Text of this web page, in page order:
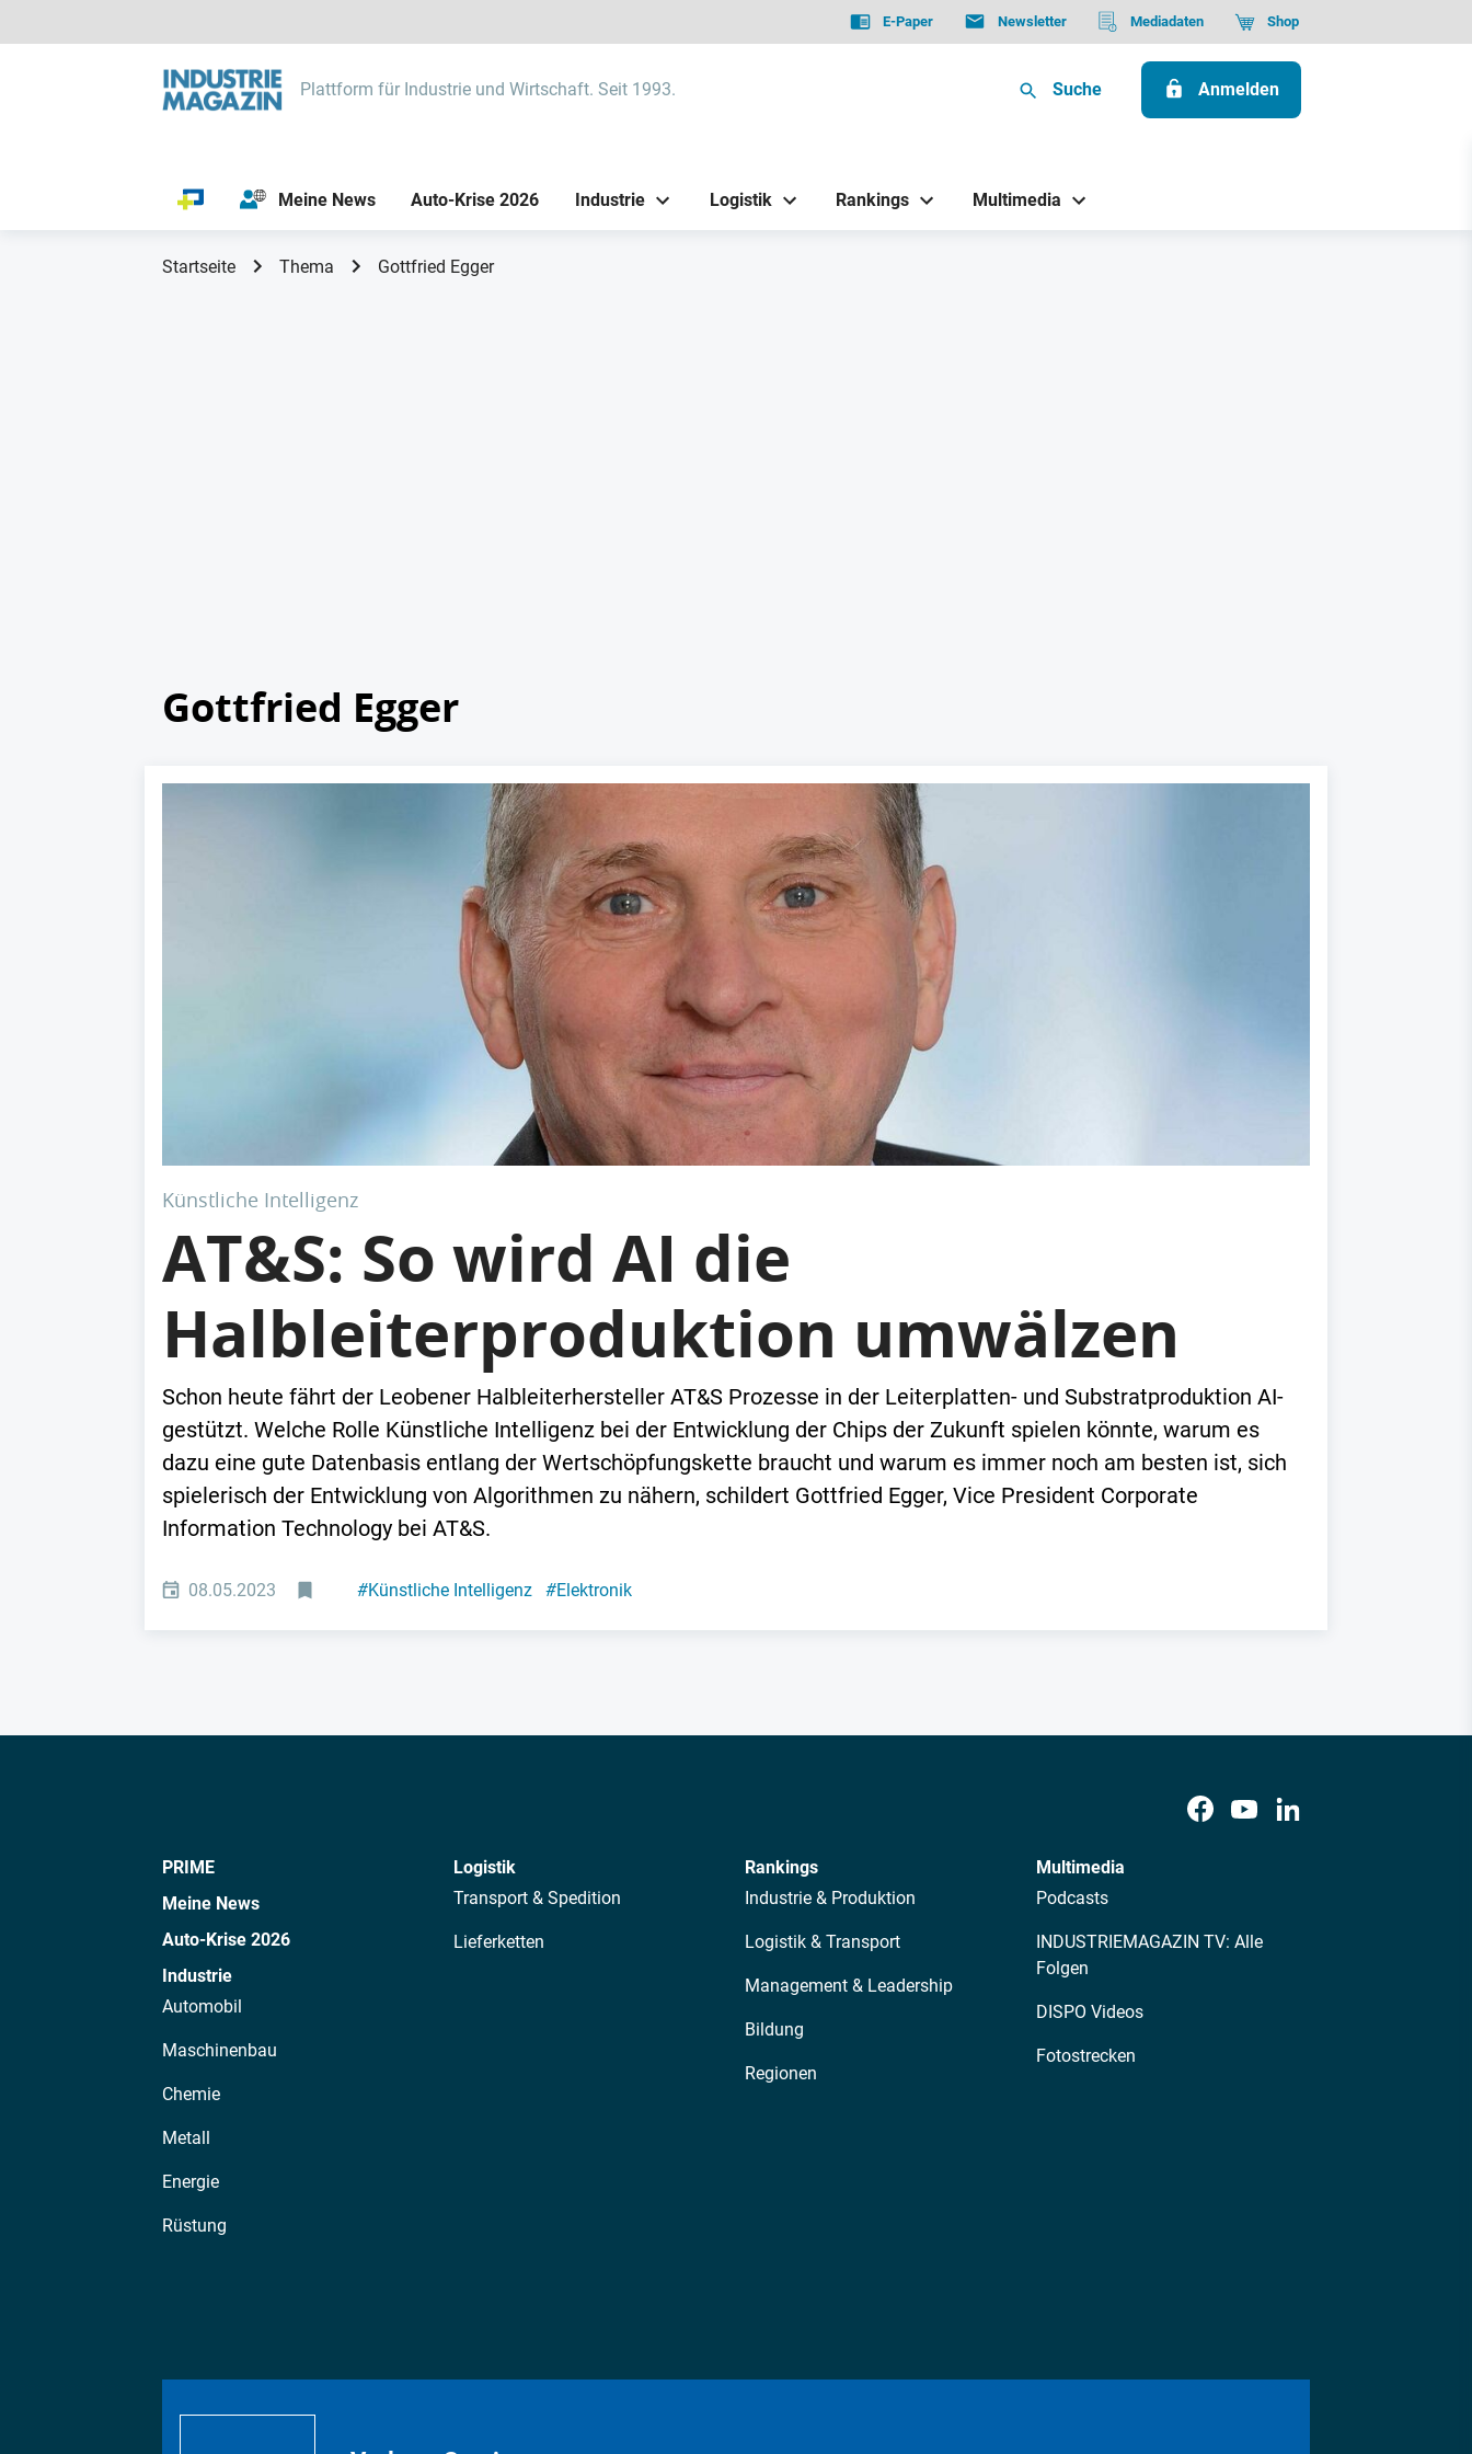
E-Paper Newsletter Mediadaten Shop
Plattform für Industrie und Wirtschaft. Seit 1993. Suche Anmelden
Meine News Auto-Krise 2026 Industrie Logistik Rankings Multimedia
Startseite Thema Gottfried Egger
Gottfried Egger
Künstliche Intelligenz
AT&S: So wird AI die
Halbleiterproduktion umwälzen
Schon heute fährt der Leobener Halbleiterhersteller AT&S Prozesse in der Leiterplatten- und Substratproduktion AI-
gestützt. Welche Rolle Künstliche Intelligenz bei der Entwicklung der Chips der Zukunft spielen könnte, warum es
dazu eine gute Datenbasis entlang der Wertschöpfungskette braucht und warum es immer noch am besten ist, sich
spielerisch der Entwicklung von Algorithmen zu nähern, schildert Gottfried Egger, Vice President Corporate
Information Technology bei AT&S.
08.05.2023 #Künstliche Intelligenz #Elektronik
PRIME
Meine News
Auto-Krise 2026
Industrie
Automobil
Maschinenbau
Chemie
Metall
Energie
Rüstung
Logistik
Transport & Spedition
Lieferketten
Rankings
Industrie & Produktion
Logistik & Transport
Management & Leadership
Bildung
Regionen
Multimedia
Podcasts
INDUSTRIEMAGAZIN TV: Alle
Folgen
DISPO Videos
Fotostrecken